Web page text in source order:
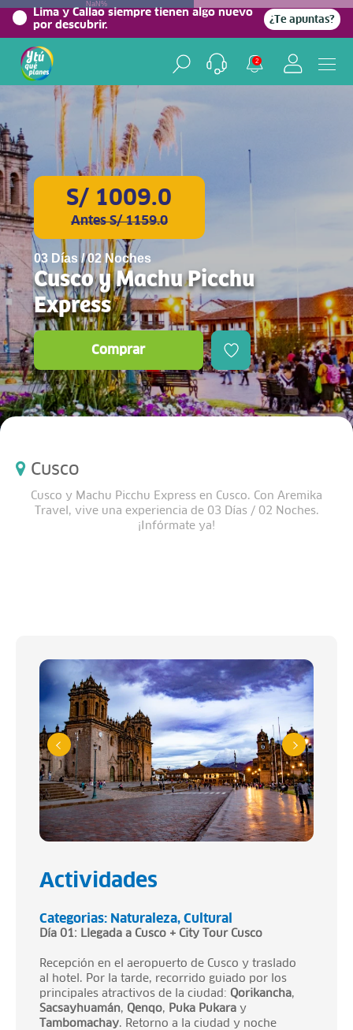
Lima y Callao siempre tienen algo nuevo
por descubrir.
¿Te apuntas?
2
NaN%
S/ 1009.0
Antes S/ 1159.0
03 Días / 02 Noches
Cusco y Machu Picchu
Express
Comprar
Cusco
Cusco y Machu Picchu Express en Cusco. Con Aremika
Travel, vive una experiencia de 03 Días / 02 Noches.
¡Infórmate ya!
Actividades
Categorias: Naturaleza Cultural
Día 01: Llegada a Cusco + City Tour Cusco
Recepción en el aeropuerto de Cusco y traslado
al hotel. Por la tarde, recorrido guiado por los
principales atractivos de la ciudad: Qorikancha,
Sacsayhuamán, Qenqo, Puka Pukara y
Tambomachay. Retorno a la ciudad y noche